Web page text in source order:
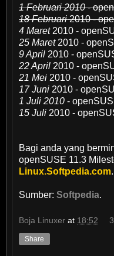
1 Februari 2010-
18 Februari2010 -
4 Maret2010 -
25 Maret2010 -
9 April 2010 -
22 April 2010 -
21 Mei 2010 -
17 Juni 2010 -
1 Juli 2010-
15 Juli 2010 -
Bagi anda yang
openSUSE 11.3
Linux.Softpedia.com.
Sumber:Softpedia.
Boja Linuxer at 18:52
Share